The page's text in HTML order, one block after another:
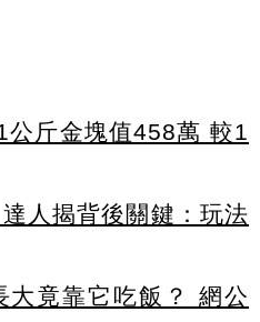
公斤金塊值458萬 較1
人揭背後關鍵：玩法
大竟靠它吃飯？ 網公